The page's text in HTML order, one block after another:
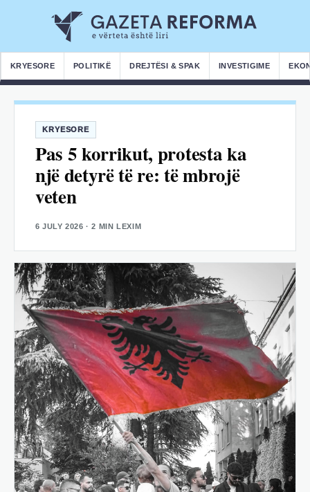
KRYESORE POLITIKË DREJTËSI & SPAK INVESTIGIME
KRYESORE
Pas 5 korrikut, protesta ka
një detyrë të re: të mbrojë
veten
6 JULY 2026 · 2 MIN LEXIM